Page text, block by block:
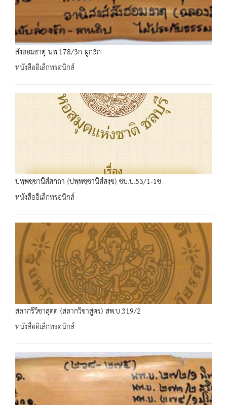
สังฮอมธาตุ นพ.178/3ก ผูก3ก
หนังสืออิเล็กทรอนิกส์
ปพฺพชฺชานิสํสกถา (ปพฺพชฺชานิสํสงฺข) ชบ.บ.53/1-1ข
หนังสืออิเล็กทรอนิกส์
สลากริวิชาสุตฺต (สลากวิชาสูตร) สพ.บ.319/2
หนังสืออิเล็กทรอนิกส์